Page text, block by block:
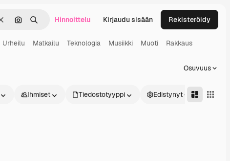
SelkeäHae kuvan perusteella
Haku Hinnoittelu Kirjaudu sisään Rekisteröidy
Urheilu Matkailu Teknologia Musiikki Muoti Rakkaus
Osuvuus
Ihmiset Tiedostotyyppi Edistynyt